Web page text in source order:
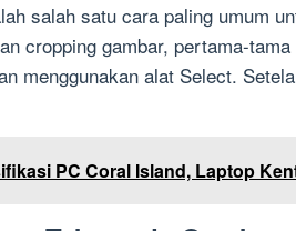
salah satu cara paling umum
cropping gambar, pertama-
menggunakan alat Select.
PC Coral Island, Laptop